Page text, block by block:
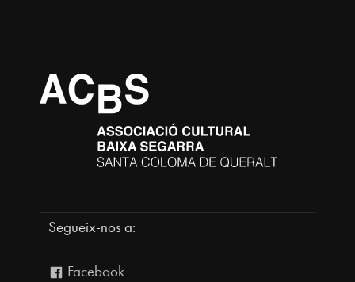
Segueix-nos a:
Facebook